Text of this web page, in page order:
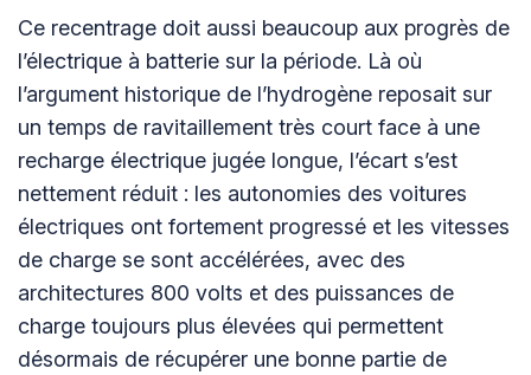
Ce recentrage doit aussi beaucoup aux progrès de
l’électrique à batterie sur la période. Là où
l’argument historique de l’hydrogène reposait sur
un temps de ravitaillement très court face à une
recharge électrique jugée longue, l’écart s’est
nettement réduit : les autonomies des voitures
électriques ont fortement progressé et les vitesses
de charge se sont accélérées, avec des
architectures 800 volts et des puissances de
charge toujours plus élevées qui permettent
désormais de récupérer une bonne partie de